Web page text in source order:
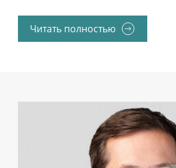
Читать полностью